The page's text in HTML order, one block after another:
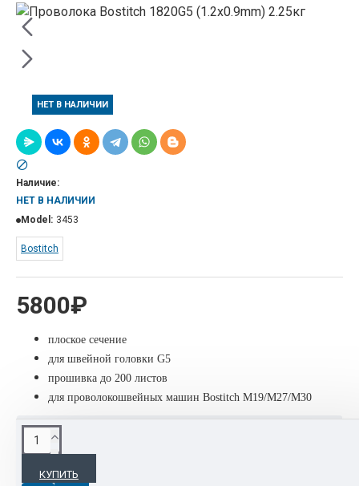
НЕТ В НАЛИЧИИ
5800₽
Наличие:
НЕТ В НАЛИЧИИ
Model: 3453
Bostitch
плоское сечение
для швейной головки G5
прошивка до 200 листов
для проволокошвейных машин Bostitch M19/M27/M30
КУПИТЬ
ОПИСАНИЕ